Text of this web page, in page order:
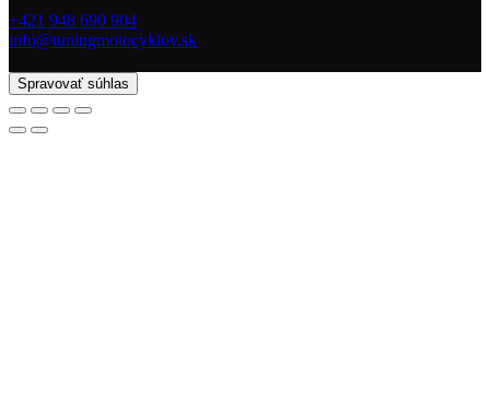
+421 948 690 904
info@tuningmotocyklov.sk
Spravovať súhlas